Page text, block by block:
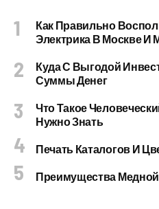
Как Правильно
Электрика В Москве И
Куда С Выгодой
Суммы Денег
Что Такое
Нужно Знать
Печать Каталогов И
Преимущества